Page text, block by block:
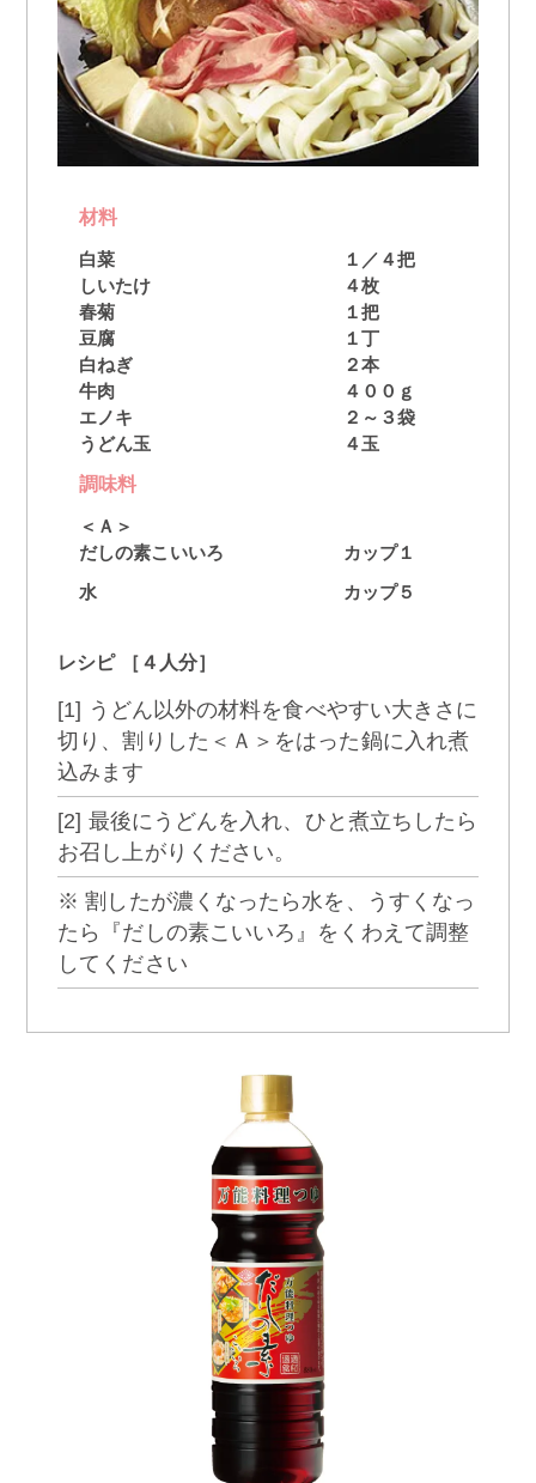
材料
白菜
１／４把
しいたけ
４枚
春菊
１把
豆腐
１丁
白ねぎ
２本
牛肉
４００ｇ
エノキ
２～３袋
うどん玉
４玉
調味料
＜Ａ＞
だしの素こいいろ
カップ１
水
カップ５
レシピ ［４人分］
[1] うどん以外の材料を食べやすい大きさに
切り、割りした＜Ａ＞をはった鍋に入れ煮
込みます
[2] 最後にうどんを入れ、ひと煮立ちしたら
お召し上がりください。
※ 割したが濃くなったら水を、うすくなっ
たら『だしの素こいいろ』をくわえて調整
してください